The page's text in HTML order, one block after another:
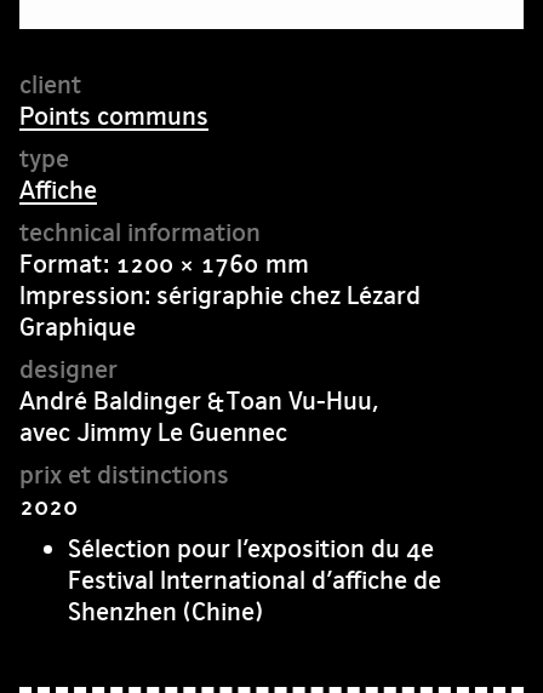
Points communs
Affiche
Format: 1200 × 1760 mm
Impression: sérigraphie chez Lézard
Graphique
André Baldinger & Toan Vu-Huu,
avec Jimmy Le Guennec
2020
Sélection pour l’exposition du 4e
Festival International d’affiche de
Shenzhen (Chine)